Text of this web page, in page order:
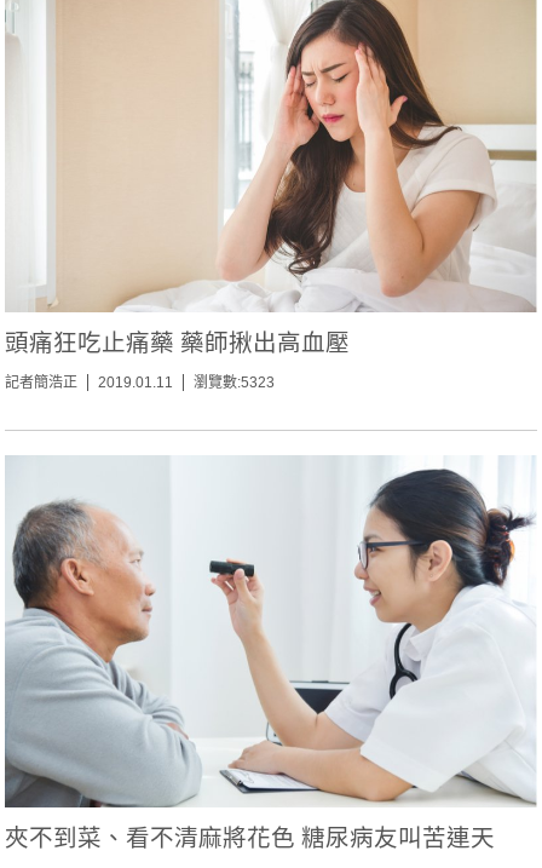
頭痛狂吃止痛藥 藥師揪出高血壓
記者簡浩正 2019.01.11 瀏覽數:5323
夾不到菜、看不清麻將花色 糖尿病友叫苦連天